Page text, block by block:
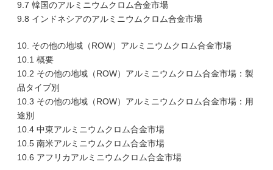
9.7 韓国のアルミニウムクロム合金市場
9.8 インドネシアのアルミニウムクロム合金市場
10. その他の地域（ROW）アルミニウムクロム合金市場
10.1 概要
10.2 その他の地域（ROW）アルミニウムクロム合金市場：製
品タイプ別
10.3 その他の地域（ROW）アルミニウムクロム合金市場：用
途別
10.4 中東アルミニウムクロム合金市場
10.5 南米アルミニウムクロム合金市場
10.6 アフリカアルミニウムクロム合金市場